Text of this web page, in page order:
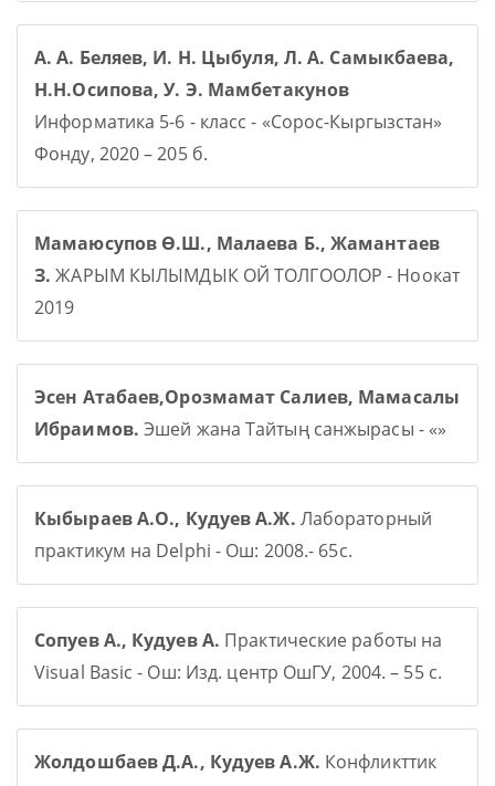
А. А. Беляев, И. Н. Цыбуля, Л. А. Самыкбаева,
Н.Н.Осипова, У. Э. Мамбетакунов
Информатика 5-6 - класс - «Сорос-Кыргызстан»
Фонду, 2020 – 205 б.
Мамаюсупов Ө.Ш., Малаева Б., Жамантаев
З. ЖАРЫМ КЫЛЫМДЫК ОЙ ТОЛГООЛОР - Ноокат
2019
Эсен Атабаев,Орозмамат Салиев, Мамасалы
Ибраимов. Эшей жана Тайтың санжырасы - «»
Кыбыраев А.О., Кудуев А.Ж. Лабораторный
практикум на Delphi - Ош: 2008.- 65с.
Сопуев А., Кудуев А. Практические работы на
Visual Basic - Ош: Изд. центр ОшГУ, 2004. – 55 с.
Жолдошбаев Д.А., Кудуев А.Ж. Конфликттик